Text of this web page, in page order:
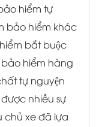
hiểm tự
bảo hiểm khác
bắt buộc
hiểm hàng
tự nguyện
nhiều sự
chủ xe đã lựa